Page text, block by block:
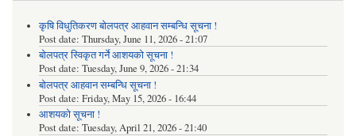
कृषि विधुतिकरण बोलपत्र आहवान सम्बन्धि सूचना !
Post date: Thursday, June 11, 2026 - 21:07
बोलपत्र स्विकृत गर्ने आशयको सूचना !
Post date: Tuesday, June 9, 2026 - 21:34
बोलपत्र आहवान सम्बन्धि सूचना !
Post date: Friday, May 15, 2026 - 16:44
आशयको सूचना !
Post date: Tuesday, April 21, 2026 - 21:40